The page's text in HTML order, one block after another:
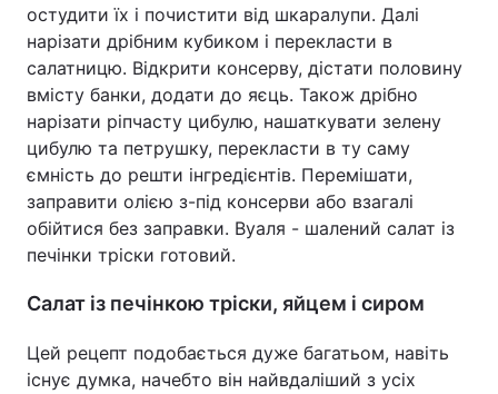
остудити їх і почистити від шкаралупи. Далі
нарізати дрібним кубиком і перекласти в
салатницю. Відкрити консерву, дістати половину
вмісту банки, додати до яєць. Також дрібно
нарізати ріпчасту цибулю, нашаткувати зелену
цибулю та петрушку, перекласти в ту саму
ємність до решти інгредієнтів. Перемішати,
заправити олією з-під консерви або взагалі
обійтися без заправки. Вуаля - шалений салат із
печінки тріски готовий.
Салат із печінкою тріски, яйцем і сиром
Цей рецепт подобається дуже багатьом, навіть
існує думка, начебто він найвдаліший з усіх